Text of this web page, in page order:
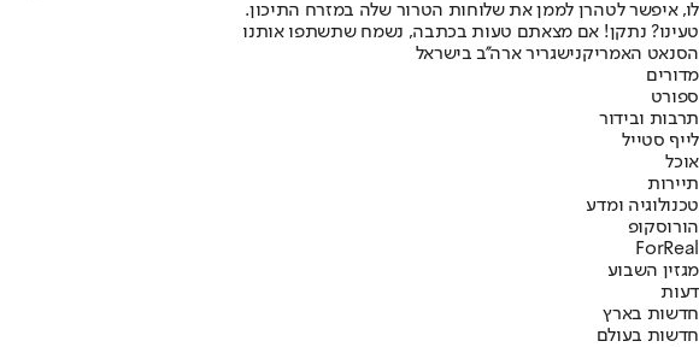
לו, איפשר לטהרן לממן את שלוחות הטרור שלה במזרח התיכון.
טעינו? נתקן! אם מצאתם טעות בכתבה, נשמח שתשתפו אותנו
הסנאט האמריקנישגריר ארה''ב בישראל
מדורים
ספורט
תרבות ובידור
לייף סטייל
אוכל
תיירות
טכנולוגיה ומדע
הורוסקופ
ForReal
מגזין השבוע
דעות
חדשות בארץ
חדשות בעולם